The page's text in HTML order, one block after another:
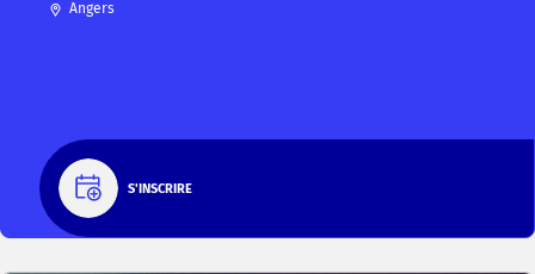
Angers
S'INSCRIRE